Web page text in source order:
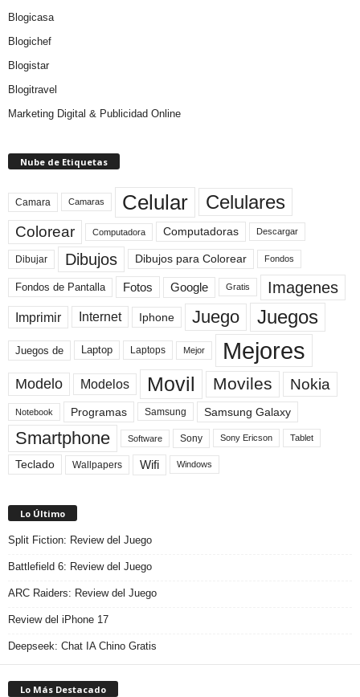
Blogicasa
Blogichef
Blogistar
Blogitravel
Marketing Digital & Publicidad Online
Nube de Etiquetas
Camara Camaras Celular Celulares
Colorear Computadora Computadoras Descargar
Dibujar Dibujos Dibujos para Colorear Fondos
Fondos de Pantalla Fotos Google Gratis Imagenes
Imprimir Internet Iphone Juego Juegos
Juegos de Laptop Laptops Mejor Mejores
Modelo Modelos Movil Moviles Nokia
Notebook Programas Samsung Samsung Galaxy
Smartphone Software Sony Sony Ericson Tablet
Teclado Wallpapers Wifi Windows
Lo Último
Split Fiction: Review del Juego
Battlefield 6: Review del Juego
ARC Raiders: Review del Juego
Review del iPhone 17
Deepseek: Chat IA Chino Gratis
Lo Más Destacado